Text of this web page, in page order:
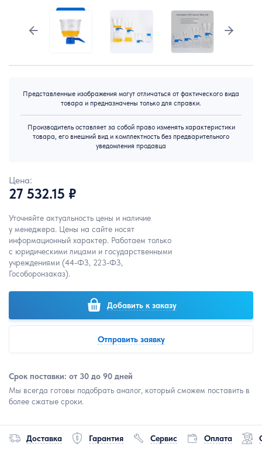
Представленные изображения могут отличаться от фактического вида
товара и предназначены только для справки.
Производитель оставляет за собой право изменять характеристики
товара, его внешний вид и комплектность без предварительного
уведомления продавца
Цена:
27 532.15 ₽
Уточняйте актуальность цены и наличие
у менеджера. Цены на сайте носят
информационный характер. Работаем только
с юридическими лицами и государственными
учреждениями (44-ФЗ, 223-ФЗ,
Гособоронзаказ).
Добавить к заказу
Отправить заявку
Срок поставки: от 30 до 90 дней
Мы всегда готовы подобрать аналог, который сможем поставить в
более сжатые сроки.
Доставка Гарантия Сервис Оплата